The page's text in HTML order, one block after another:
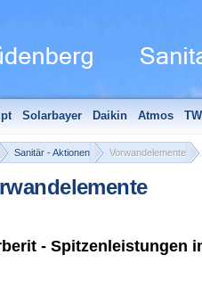
Solarbayer Daikin Atmos
+ Zubehör Edle Badheizkörper
Sanitär - Aktionen Vorwandelemente
- Spitzenleistungen